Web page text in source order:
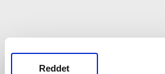
Reddet